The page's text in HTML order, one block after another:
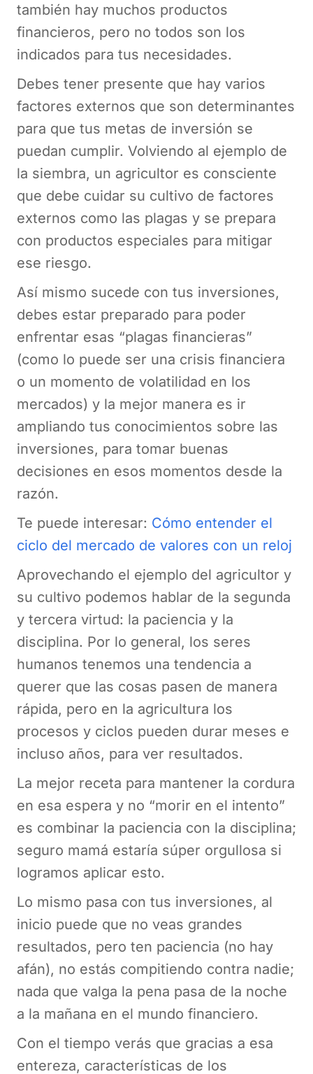
también hay muchos productos
financieros, pero no todos son los
indicados para tus necesidades.
Debes tener presente que hay varios
factores externos que son determinantes
para que tus metas de inversión se
puedan cumplir. Volviendo al ejemplo de
la siembra, un agricultor es consciente
que debe cuidar su cultivo de factores
externos como las plagas y se prepara
con productos especiales para mitigar
ese riesgo.
Así mismo sucede con tus inversiones,
debes estar preparado para poder
enfrentar esas “plagas financieras”
(como lo puede ser una crisis financiera
o un momento de volatilidad en los
mercados) y la mejor manera es ir
ampliando tus conocimientos sobre las
inversiones, para tomar buenas
decisiones en esos momentos desde la
razón.
Te puede interesar: Cómo entender el
ciclo del mercado de valores con un reloj
Aprovechando el ejemplo del agricultor y
su cultivo podemos hablar de la segunda
y tercera virtud: la paciencia y la
disciplina. Por lo general, los seres
humanos tenemos una tendencia a
querer que las cosas pasen de manera
rápida, pero en la agricultura los
procesos y ciclos pueden durar meses e
incluso años, para ver resultados.
La mejor receta para mantener la cordura
en esa espera y no “morir en el intento”
es combinar la paciencia con la disciplina;
seguro mamá estaría súper orgullosa si
logramos aplicar esto.
Lo mismo pasa con tus inversiones, al
inicio puede que no veas grandes
resultados, pero ten paciencia (no hay
afán), no estás compitiendo contra nadie;
nada que valga la pena pasa de la noche
a la mañana en el mundo financiero.
Con el tiempo verás que gracias a esa
entereza, características de los